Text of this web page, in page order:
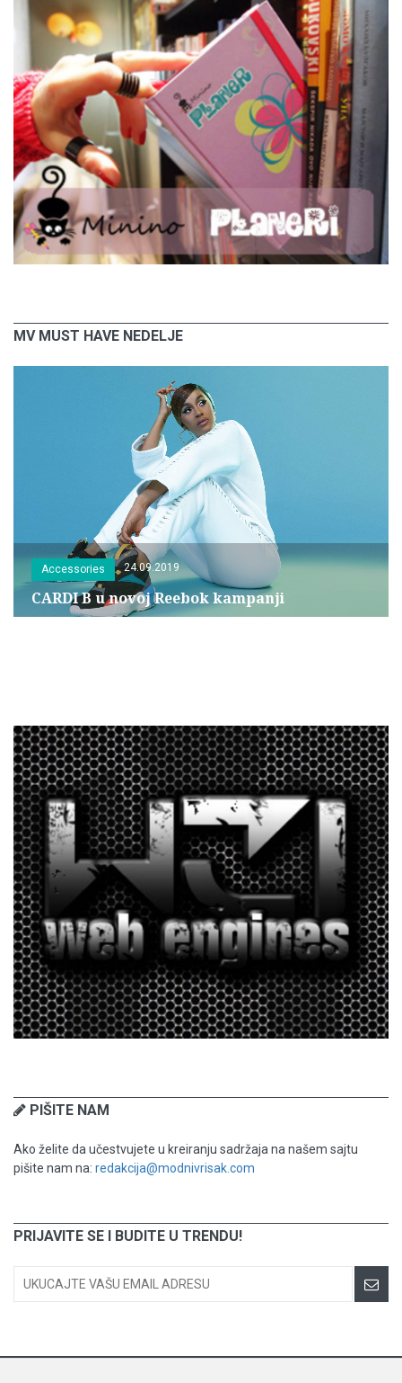
MV MUST HAVE NEDELJE
Accessories 24.09.2019
CARDI B u novoj Reebok kampanji
PIŠITE NAM
Ako želite da učestvujete u kreiranju sadržaja na našem sajtu
pišite nam na: redakcija@modnivrisak.com
PRIJAVITE SE I BUDITE U TRENDU!